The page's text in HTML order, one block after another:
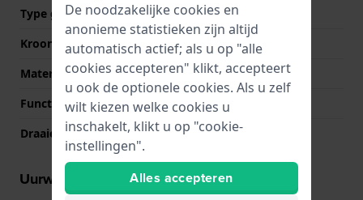
Type glas
Saffier
Kroon
Geschroefde kroon
Materiaal bezel
Keramiek
Functie ring
Duiken
Draaiende ring
Eén richting draaibaar
Uurwerk informatie
De noodzakelijke cookies en
anonieme statistieken zijn altijd
automatisch actief; als u op "alle
cookies accepteren" klikt, accepteert
u ook de optionele cookies. Als u zelf
wilt kiezen welke cookies u
inschakelt, klikt u op "cookie-
instellingen".
Alles accepteren